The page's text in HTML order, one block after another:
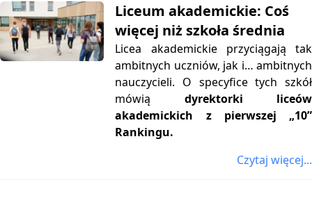
Liceum akademickie: Coś
więcej niż szkoła średnia
Licea akademickie przyciągają tak
ambitnych uczniów, jak i… ambitnych
nauczycieli. O specyfice tych szkół
mówią dyrektorki liceów
akademickich z pierwszej „10”
Rankingu.
Czytaj więcej...